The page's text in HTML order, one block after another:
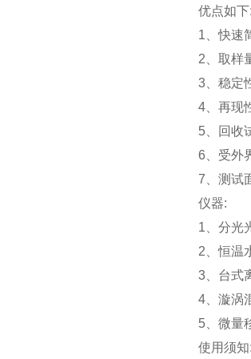
优点如下
1、快速
2、取样
3、稳定
4、再现
5、回收
6、受外
7、测试
仪器:
1、分光
2、恒温
3、台式
4、漩涡
5、微量
使用须知